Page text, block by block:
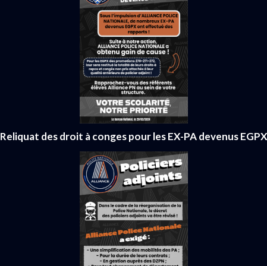
Reliquat des droit à conges pour les EX-PA devenus EGPX